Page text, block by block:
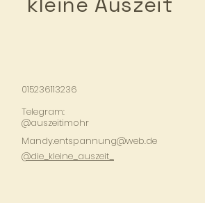
015236113236
Telegram:
@auszeitimohr
Mandy.entspannung@web.de
​@die_kleine_auszeit_